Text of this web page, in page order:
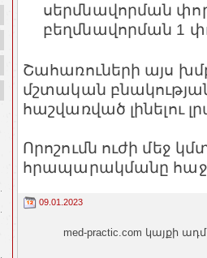
սերմնավորման
բեղմնավորման 1
Շահառուների այս
մշտական
հաշվառված լինելու
Որոշումն ուժի մեջ
հրապարակմանը
09.01.2023
med-practic.com կայքի